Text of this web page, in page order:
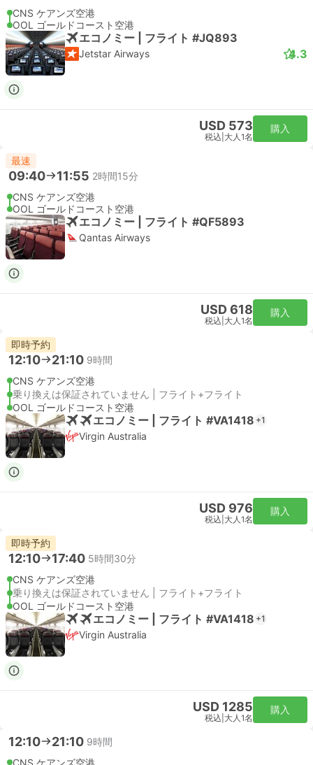
CNS ケアンズ空港
OOL ゴールドコースト空港
エコノミー | フライト #JQ893
Jetstar Airways 4.3
USD 573
税込 大人1名
購入
最速
09:40 11:55 2時間15分
CNS ケアンズ空港
OOL ゴールドコースト空港
エコノミー | フライト #QF5893
Qantas Airways
USD 618
税込 大人1名
購入
即時予約
12:10 21:10 9時間
CNS ケアンズ空港
乗り換えは保証されていません | フライト+フライト
OOL ゴールドコースト空港
エコノミー | フライト #VA1418 +1
Virgin Australia
USD 976
税込 大人1名
購入
即時予約
12:10 17:40 5時間30分
CNS ケアンズ空港
乗り換えは保証されていません | フライト+フライト
OOL ゴールドコースト空港
エコノミー | フライト #VA1418 +1
Virgin Australia
USD 1285
税込 大人1名
購入
12:10 21:10 9時間
CNS ケアンズ空港